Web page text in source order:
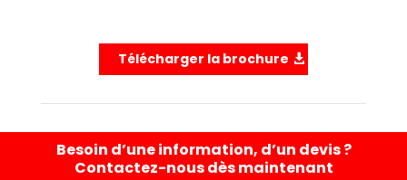
Télécharger la brochure
Besoin d’une information, d’un devis ?
Contactez-nous dès maintenant